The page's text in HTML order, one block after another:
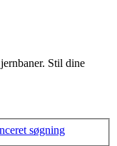
Stil dine
søgning